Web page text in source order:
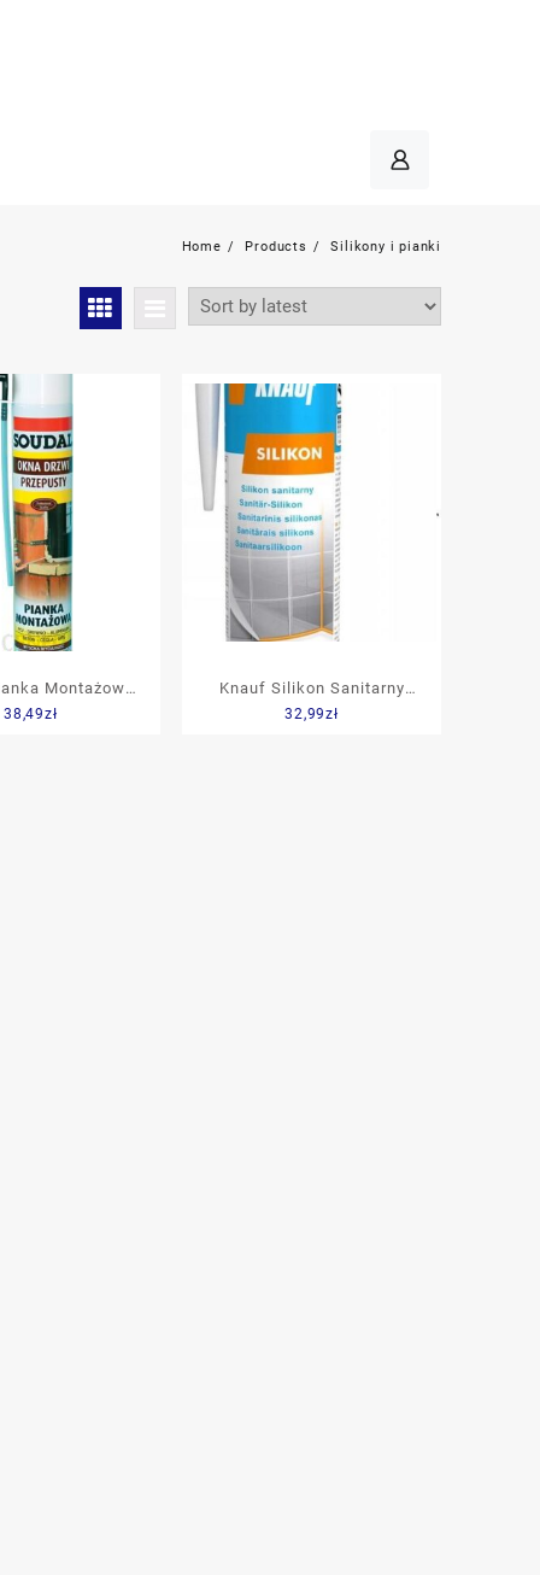
Home Products Silikony i pianki
Montażowa
500ml
38,49zł
Knauf Silikon Sanitarny
Bezbarwny 280Ml
32,99zł